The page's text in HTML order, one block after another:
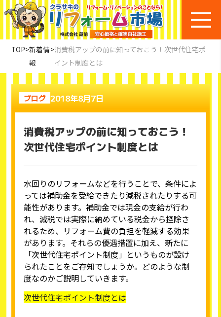
TOP>新着情
報
>消費税アップの前に知っておこう！次世代住宅ポ
イント制度とは
ブログ 2018年8月7日
消費税アップの前に知っておこう！
次世代住宅ポイント制度とは
水回りのリフォームなどを行うことで、条件によ
っては補助金を受給できたり減税されたりする可
能性があります。補助金では現金の支給が行わ
れ、減税では実際に納めている税金から控除さ
れるため、リフォーム費の負担を軽減する効果
があります。それらの優遇措置に加え、新たに
「次世代住宅ポイント制度」というものが設け
られたことをご存知でしょうか。どのような制
度なのかご説明していきます。
次世代住宅ポイント制度とは